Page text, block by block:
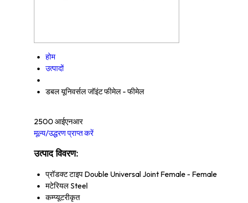
होम
उत्पादों
डबल यूनिवर्सल जॉइंट फीमेल - फीमेल
2500 आईएनआर
मूल्य/उद्धरण प्राप्त करें
उत्पाद विवरण:
प्रॉडक्ट टाइप Double Universal Joint Female - Female
मटेरियल Steel
कम्प्यूटरीकृत